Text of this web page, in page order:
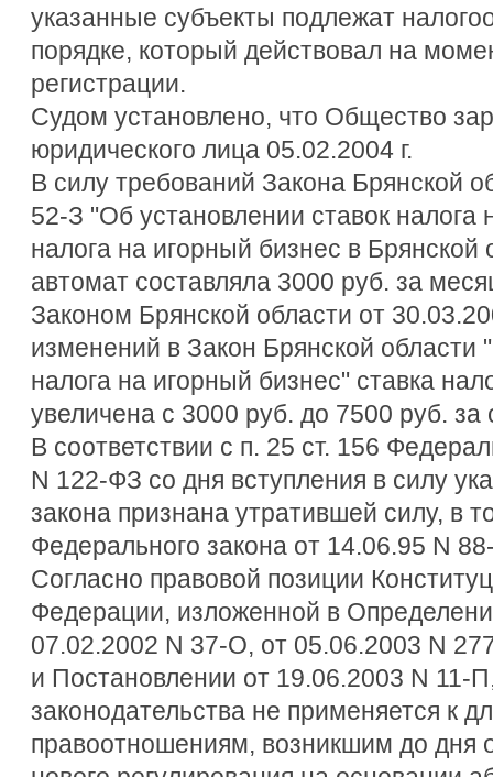
указанные субъекты подлежат
порядке, который действовал на
регистрации.
Судом установлено, что Общество
юридического лица 05.02.2004 г.
В силу требований Закона Брянской
52-З "Об установлении ставок налога
налога на игорный бизнес в Брянской
автомат составляла 3000 руб. за
Законом Брянской области от
изменений в Закон Брянской области
налога на игорный бизнес" ставка
увеличена с 3000 руб. до 7500 руб. за
В соответствии с п. 25 ст. 156
N 122-ФЗ со дня вступления в силу
закона признана утратившей силу, в
Федерального закона от 14.06.95 N
Согласно правовой позиции
Федерации, изложенной в
07.02.2002 N 37-О, от 05.06.2003 N
и Постановлении от 19.06.2003 N 11-
законодательства не применяется к
правоотношениям, возникшим до дня